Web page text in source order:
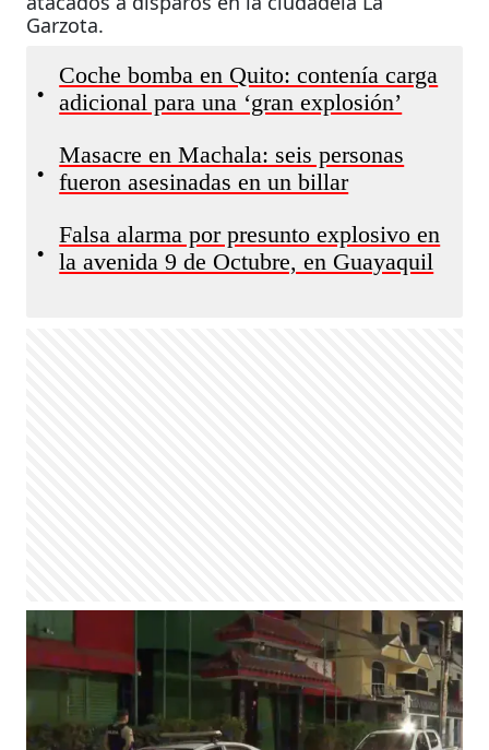
Garzota.
•
Coche bomba en Quito: contenía carga
adicional para una ‘gran explosión’
•
Masacre en Machala: seis personas
fueron asesinadas en un billar
•
Falsa alarma por presunto explosivo en
la avenida 9 de Octubre, en Guayaquil